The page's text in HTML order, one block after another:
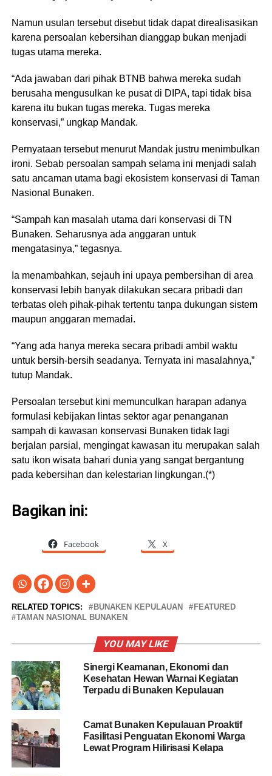
Namun usulan tersebut disebut tidak dapat direalisasikan
karena persoalan kebersihan dianggap bukan menjadi
tugas utama mereka.
“Ada jawaban dari pihak BTNB bahwa mereka sudah
berusaha mengusulkan ke pusat di DIPA, tapi tidak bisa
karena itu bukan tugas mereka. Tugas mereka
konservasi,” ungkap Mandak.
Pernyataan tersebut menurut Mandak justru menimbulkan
ironi. Sebab persoalan sampah selama ini menjadi salah
satu ancaman utama bagi ekosistem konservasi di Taman
Nasional Bunaken.
“Sampah kan masalah utama dari konservasi di TN
Bunaken. Seharusnya ada anggaran untuk
mengatasinya,” tegasnya.
Ia menambahkan, sejauh ini upaya pembersihan di area
konservasi lebih banyak dilakukan secara pribadi dan
terbatas oleh pihak-pihak tertentu tanpa dukungan sistem
maupun anggaran memadai.
“Yang ada hanya mereka secara pribadi ambil waktu
untuk bersih-bersih seadanya. Ternyata ini masalahnya,”
tutup Mandak.
Persoalan tersebut kini memunculkan harapan adanya
formulasi kebijakan lintas sektor agar penanganan
sampah di kawasan konservasi Bunaken tidak lagi
berjalan parsial, mengingat kawasan itu merupakan salah
satu ikon wisata bahari dunia yang sangat bergantung
pada kebersihan dan kelestarian lingkungan.(*)
Bagikan ini:
Facebook X
RELATED TOPICS: BUNAKEN KEPULAUAN
FEATURED
TAMAN NASIONAL BUNAKEN
YOU MAY LIKE
Sinergi Keamanan, Ekonomi dan
Kesehatan Hewan Warnai Kegiatan
Terpadu di Bunaken Kepulauan
Camat Bunaken Kepulauan Proaktif
Fasilitasi Penguatan Ekonomi Warga
Lewat Program Hilirisasi Kelapa